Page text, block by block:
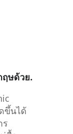
ฤษด้วย.
ขึ้นได้
ร